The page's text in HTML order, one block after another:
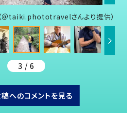
＠taiki.phototravelさんより提供）
3 / 6
へのコメントを見る